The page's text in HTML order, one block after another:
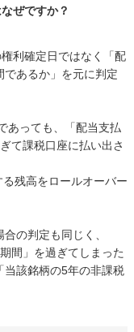
ぜですか？
利確定日ではなく「配
であるか」を元に判定
あっても、「配当支払
て課税口座に払い出さ
残高をロールオーバー
の判定も同じく、
間」を過ぎてしまった
当該銘柄の5年の非課税